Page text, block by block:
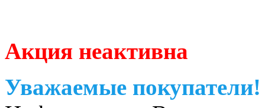
Акция неактивна
Уважаемые покупатели!